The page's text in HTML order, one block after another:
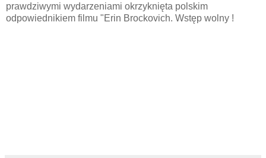
prawdziwymi wydarzeniami okrzyknięta polskim
odpowiednikiem filmu "Erin Brockovich. Wstęp wolny !